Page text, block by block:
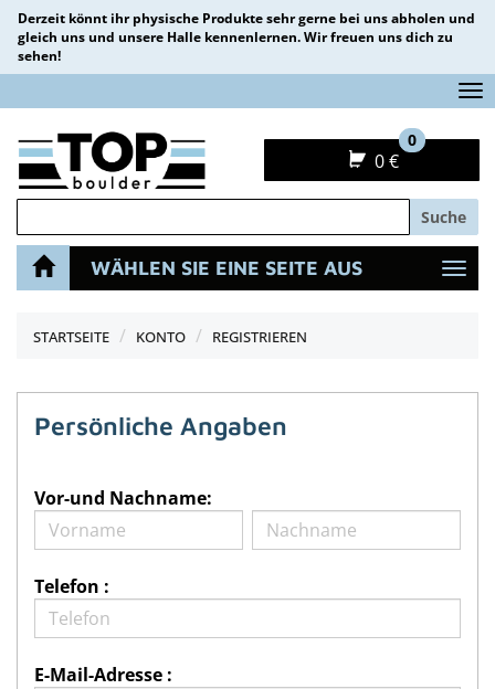
Derzeit könnt ihr physische Produkte sehr gerne bei uns abholen und
gleich uns und unsere Halle kennenlernen. Wir freuen uns dich zu
sehen!
0 €
0
Suche
WÄHLEN SIE EINE SEITE AUS
STARTSEITE KONTO REGISTRIEREN
Persönliche Angaben
Vor-und Nachname:
Telefon :
E-Mail-Adresse :